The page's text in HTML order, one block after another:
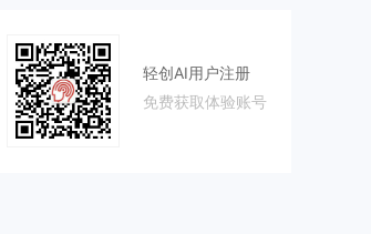
轻创AI用户注册
免费获取体验账号